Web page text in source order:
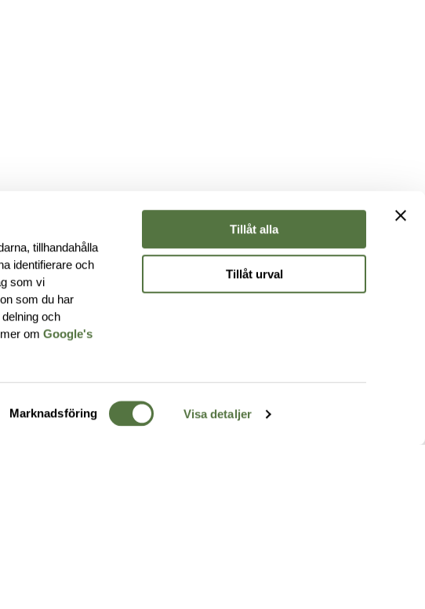
tillhandahålla
identifierare och
som vi
som du har
och
mer omGoogle's
Marknadsföring Visa detaljer
Tillåt alla
Tillåt urval